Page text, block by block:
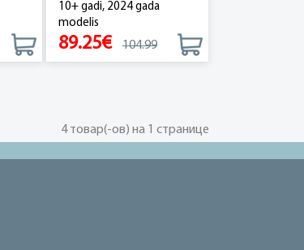
10+ gadi, 2024 gada
modelis
89.25€ 104.99
4 товар(-ов) на 1 странице